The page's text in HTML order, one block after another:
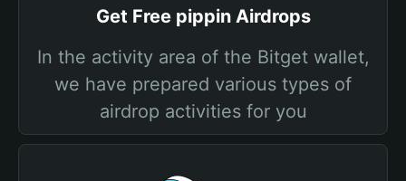
Get Free pippin Airdrops
In the activity area of the Bitget wallet,
we have prepared various types of
airdrop activities for you